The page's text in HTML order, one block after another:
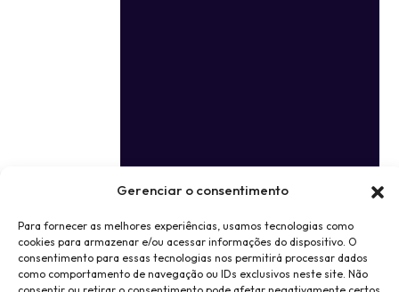
Gerenciar o consentimento
Para fornecer as melhores experiências, usamos tecnologias como
cookies para armazenar e/ou acessar informações do dispositivo. O
consentimento para essas tecnologias nos permitirá processar dados
como comportamento de navegação ou IDs exclusivos neste site. Não